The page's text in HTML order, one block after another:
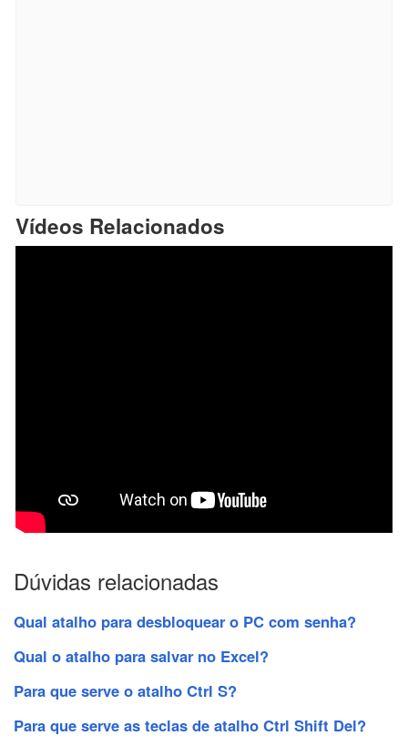
Vídeos Relacionados
Dúvidas relacionadas
Qual atalho para desbloquear o PC com senha?
Qual o atalho para salvar no Excel?
Para que serve o atalho Ctrl S?
Para que serve as teclas de atalho Ctrl Shift Del?